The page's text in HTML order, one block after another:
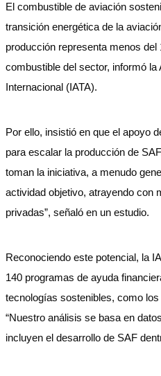
El combustible de aviación
transición energética de la
producción representa menos
combustible del sector, informó
Internacional (IATA).
Por ello, insistió en que el apoyo
para escalar la producción de
toman la iniciativa, a menudo
actividad objetivo, atrayendo con
privadas”, señaló en un estudio.
Reconociendo este potencial, la
140 programas de ayuda
tecnologías sostenibles, como
“Nuestro análisis se basa en
incluyen el desarrollo de SAF